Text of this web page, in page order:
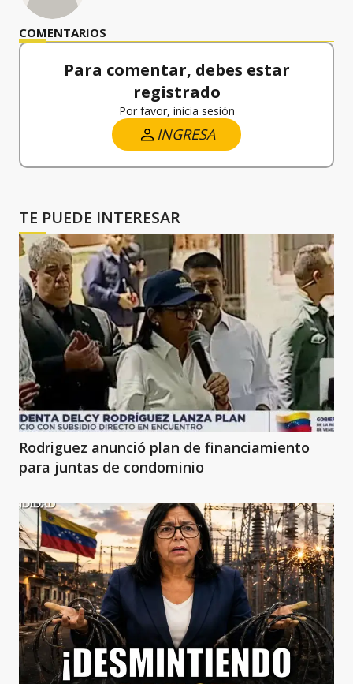
COMENTARIOS
Para comentar, debes estar
registrado
Por favor, inicia sesión
INGRESA
TE PUEDE INTERESAR
Rodriguez anunció plan de financiamiento
para juntas de condominio